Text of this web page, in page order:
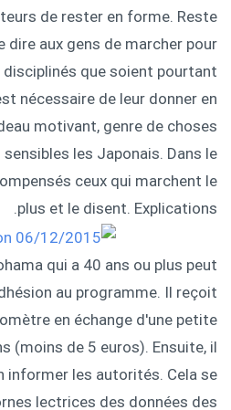
de rester en forme. Reste
dire aux gens de marcher pour
que soient pourtant
nécessaire de leur donner en
motivant, genre de choses
les Japonais. Dans le
ceux qui marchent le
plus et le disent. Explications.
qui a 40 ans ou plus peut
au programme. Il reçoit
en échange d'une petite
(moins de 5 euros). Ensuite, il
informer les autorités. Cela se
lectrices des données des